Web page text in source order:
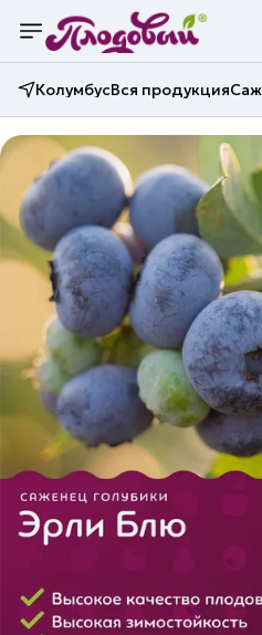
КолумбусВся продукция